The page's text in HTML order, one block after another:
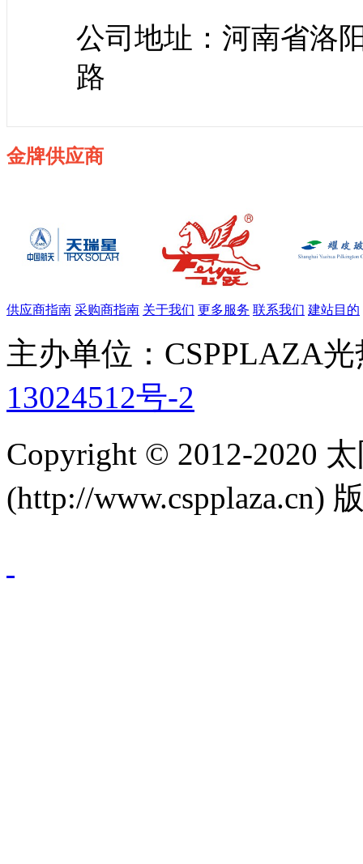
公司地址：河南省洛
路
金牌供应商
供应商指南 采购商指南 关于我们 更多服务 联系我们 建站目的
主办单位：CSPPLAZA
13024512号-2
Copyright © 2012-2020
(http://www.cspplaza.cn)